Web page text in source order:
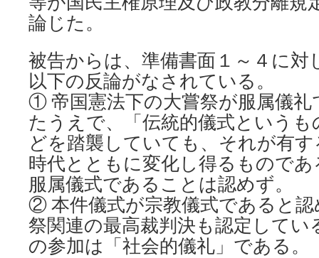
論じた。
被告からは、準備書面１～４に対
以下の反論がなされている。
① 帝国憲法下の大嘗祭が服属儀
たうえで、「伝統的儀式という
どを踏襲していても、それが有
時代とともに変化し得るもので
服属儀式であることは認めず。
② 本件儀式が宗教儀式であると
祭関連の最高裁判決も認定してい
の参加は「社会的儀礼」である。